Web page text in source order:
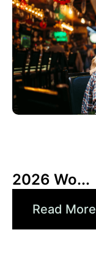
2026 Wo...
Read More